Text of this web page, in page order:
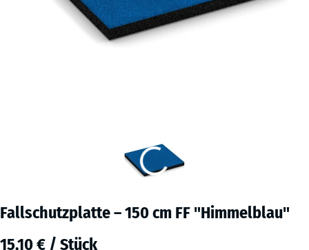
Fallschutzplatte – 150 cm FF "Himmelblau"
15,10 € / Stück